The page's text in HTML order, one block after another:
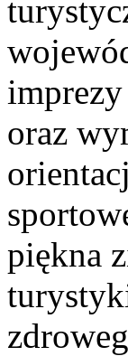
oraz
piękna